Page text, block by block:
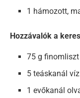
1 hámozott,
Hozzávalók a
75 g finomliszt
5 teáskanál víz
1 evőkanál